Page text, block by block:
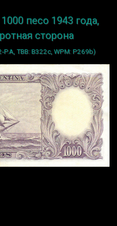
песо 1943 года,
сторона
TBB: B322c, WPM: P269b)